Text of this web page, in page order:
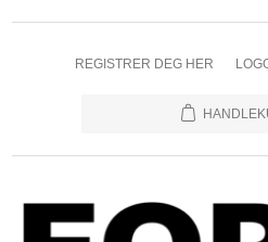
REGISTRER DEG HER